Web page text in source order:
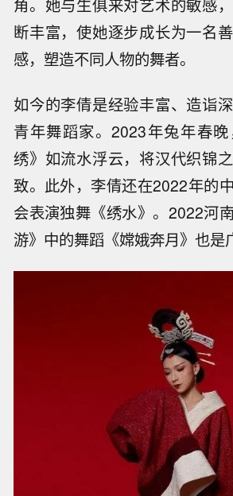
角。她与生俱来对艺术的敏感
断丰富，使她逐步成长为一名
感，塑造不同人物的舞者。
如今的李倩是经验丰富、造诣
青年舞蹈家。2023年兔年春
绣》如流水浮云，将汉代织锦
致。此外，李倩还在2022年的
会表演独舞《绣水》。2022河
游》中的舞蹈《嫦娥奔月》也是